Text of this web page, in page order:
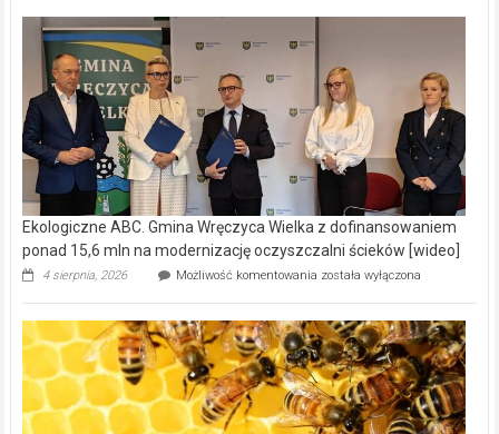
Ekologiczne ABC. Gmina Wręczyca Wielka z dofinansowaniem
ponad 15,6 mln na modernizację oczyszczalni ścieków [wideo]
4 sierpnia, 2026 Możliwość komentowania Ekologiczne
Wręczyca
Wielka
z
dofinansowaniem
ponad
15,6
została wyłączona